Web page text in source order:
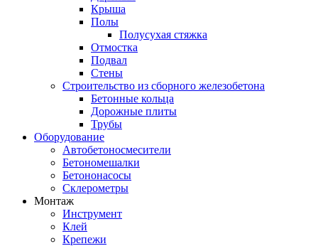
Крыша
Полы
Полусухая стяжка
Отмостка
Подвал
Стены
Строительство из сборного железобетона
Бетонные кольца
Дорожные плиты
Трубы
Оборудование
Автобетоносмесители
Бетономешалки
Бетононасосы
Склерометры
Монтаж
Инструмент
Клей
Крепежи